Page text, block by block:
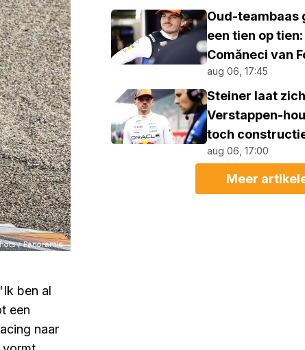
ben al
een
naar
Oud-teambaas
een tien op
Comăneci van
aug 06, 17:45
Steiner laat
Verstappen-
toch
aug 06, 17:00
Meer